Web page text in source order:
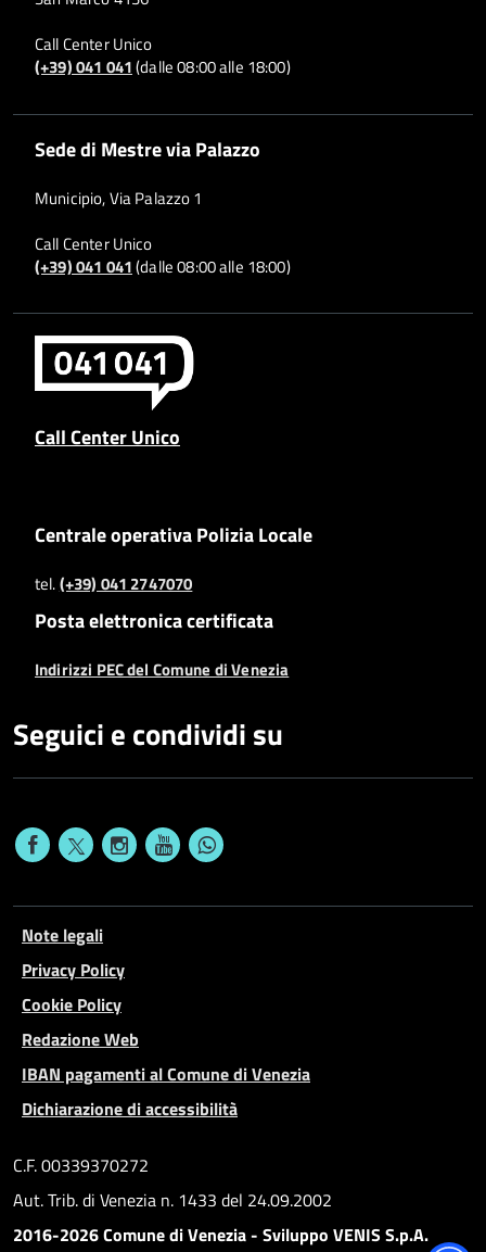
Call Center Unico
(+39) 041 041(dalle 08:00 alle 18:00)
Sede di Mestre via Palazzo
Municipio, Via Palazzo 1
Call Center Unico
(+39) 041 041(dalle 08:00 alle 18:00)
Call Center Unico
Centrale operativa Polizia Locale
tel.(+39) 041 2747070
Posta elettronica certificata
Indirizzi PEC del Comune di Venezia
Seguici e condividi su
Note legali
Privacy Policy
Cookie Policy
Redazione Web
IBAN pagamenti al Comune di Venezia
Dichiarazione di accessibilità
C.F. 00339370272
Aut. Trib. di Venezia n. 1433 del 24.09.2002
2016-2026 Comune di Venezia - Sviluppo VENIS S.p.A.